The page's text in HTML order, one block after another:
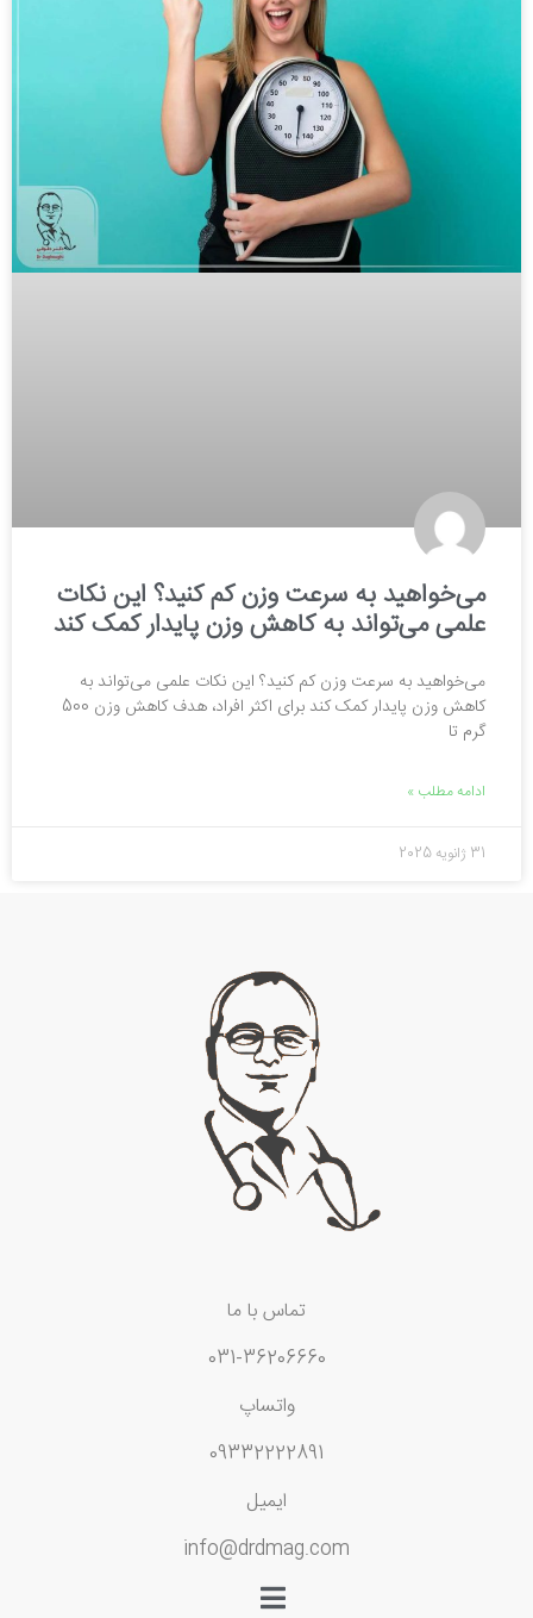
می‌خواهید به سرعت وزن کم کنید؟ این نکات
علمی می‌تواند به کاهش وزن پایدار کمک کند
می‌خواهید به سرعت وزن کم کنید؟ این نکات علمی می‌تواند به
کاهش وزن پایدار کمک کند برای اکثر افراد، هدف کاهش وزن 500
گرم تا
ادامه مطلب »
31 ژانویه 2025
تماس با ما
031-36206660
واتساپ
09332222891
ایمیل
info@drdmag.com